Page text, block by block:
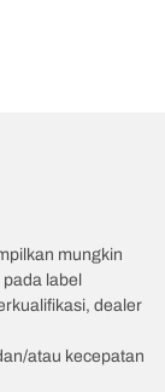
mungkin
label
dealer
atau kecepatan